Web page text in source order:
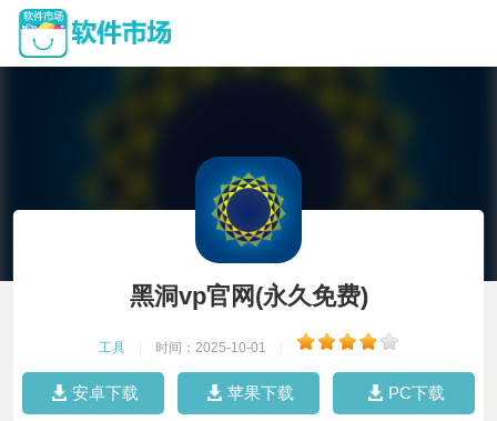
黑洞vp官网(永久免费)
工具 时间：2025-10-01
安卓下载 苹果下载 PC下载